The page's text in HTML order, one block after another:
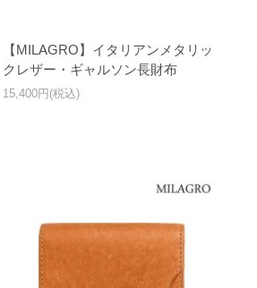
【MILAGRO】イタリアンメタリッ
クレザー・ギャルソン長財布
15,400円(税込)